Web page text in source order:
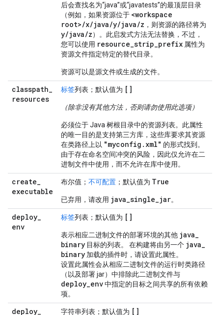
后会查找名为“java”或“javatests”的最顶层目录
（例如，如果资源位于 <workspace
root>/x/java/y/java/z ，则资源的路径将为
y/java/z）。此启发式方法无法替换，不过，
您可以使用 resource_strip_prefix 属性为
资源文件指定特定的替代目录。
资源可以是源文件或生成的文件。
classpath_
resources
标签列表；默认值为 []
（除非没有其他方法，否则请勿使用此选项）
必须位于 Java 树根目录中的资源列表。此属性
的唯一目的是支持第三方库，这些库要求其资源
在类路径上以 "myconfig.xml" 的形式找到。
由于存在命名空间冲突的风险，因此仅允许在二
进制文件中使用，而不允许在库中使用。
create_
executable
布尔值； 不可配置 ；默认值为 True
已弃用，请改用 java_single_jar。
deploy_
env
标签列表；默认值为 []
表示相应二进制文件的部署环境的其他 java_
binary 目标的列表。 在构建将由另一个 java_
binary 加载的插件时，请设置此属性。
设置此属性会从相应二进制文件的运行时类路径
（以及部署 jar）中排除此二进制文件与
deploy_env中指定的目标之间共享的所有依赖
项。
deploy_
字符串列表；默认值为 []